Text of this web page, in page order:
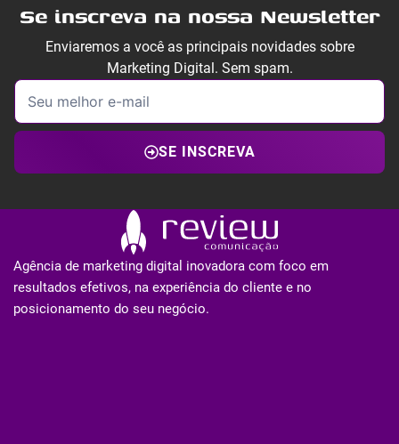
Se inscreva na nossa Newsletter
Enviaremos a você as principais novidades sobre
Marketing Digital. Sem spam.
SE INSCREVA
Agência de marketing digital inovadora com foco em
resultados efetivos, na experiência do cliente e no
posicionamento do seu negócio.